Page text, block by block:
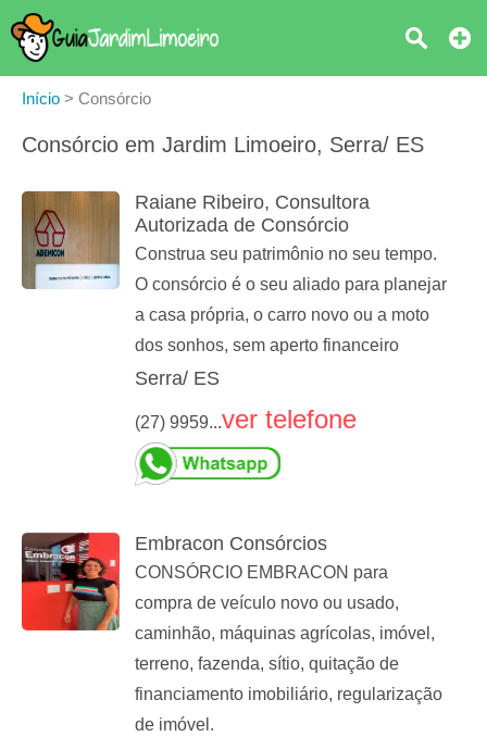
Início > Consórcio
Consórcio em Jardim Limoeiro, Serra/ ES
Raiane Ribeiro, Consultora
Autorizada de Consórcio
Construa seu patrimônio no seu tempo.
O consórcio é o seu aliado para planejar
a casa própria, o carro novo ou a moto
dos sonhos, sem aperto financeiro
Serra/ ES
(27) 9959...ver telefone
Embracon Consórcios
CONSÓRCIO EMBRACON para
compra de veículo novo ou usado,
caminhão, máquinas agrícolas, imóvel,
terreno, fazenda, sítio, quitação de
financiamento imobiliário, regularização
de imóvel.